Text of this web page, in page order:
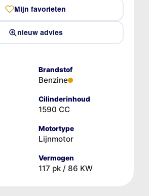
Mijn favorieten
nieuw advies
Brandstof
Benzine
Cilinderinhoud
1590 CC
Motortype
Lijnmotor
Vermogen
117 pk / 86 KW